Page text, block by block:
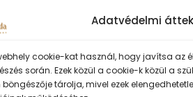
Adatvédelmi
cookie-kat használ, hogy javítsa az
során. Ezek közül a cookie-k közül a
böngészője tárolja, mivel ezek
–18:30